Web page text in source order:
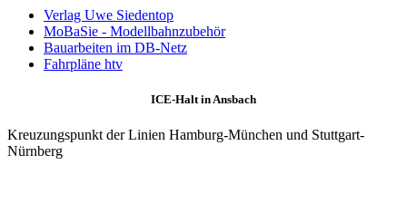
Verlag Uwe Siedentop
MoBaSie - Modellbahnzubehör
Bauarbeiten im DB-Netz
Fahrpläne htv
ICE-Halt in Ansbach
Kreuzungspunkt der Linien Hamburg-München und Stuttgart-
Nürnberg